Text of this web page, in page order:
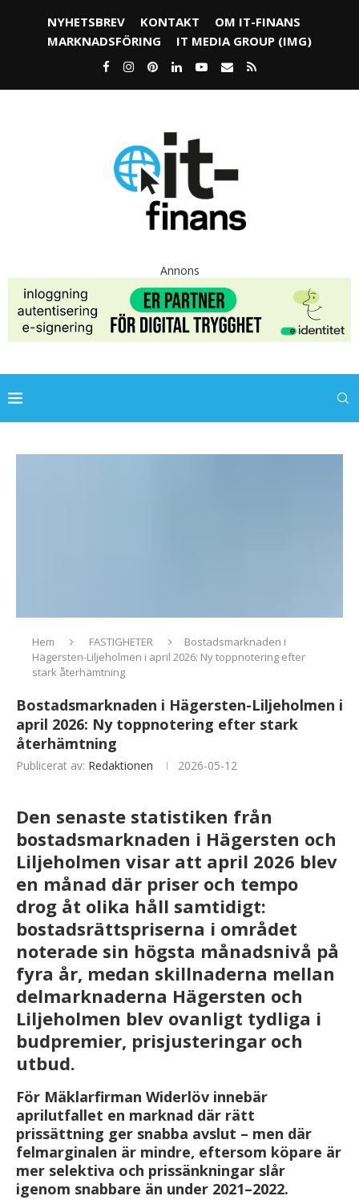
NYHETSBREV KONTAKT
OM IT-FINANS
MARKNADSFÖRING
IT MEDIA GROUP (IMG)
Annons
Hem FASTIGHETER
Bostadsmarknaden i
Hägersten-Liljeholmen i april 2026: Ny toppnotering efter
stark återhämtning
Bostadsmarknaden i Hägersten-Liljeholmen i
april 2026: Ny toppnotering efter stark
återhämtning
Publicerat av: Redaktionen 2026-05-12
Den senaste statistiken från
bostadsmarknaden i Hägersten och
Liljeholmen visar att april 2026 blev
en månad där priser och tempo
drog åt olika håll samtidigt:
bostadsrättspriserna i området
noterade sin högsta månadsnivå på
fyra år, medan skillnaderna mellan
delmarknaderna Hägersten och
Liljeholmen blev ovanligt tydliga i
budpremier, prisjusteringar och
utbud.
För Mäklarfirman Widerlöv innebär
aprilutfallet en marknad där rätt
prissättning ger snabba avslut – men där
felmarginalen är mindre, eftersom köpare är
mer selektiva och prissänkningar slår
igenom snabbare än under 2021–2022.